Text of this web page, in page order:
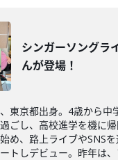
シンガーソングラ
んが登場！
東京都出身。4歳から中
ごし、高校進学を機に
め、路上ライブやSNS
トしデビュー。昨年は、